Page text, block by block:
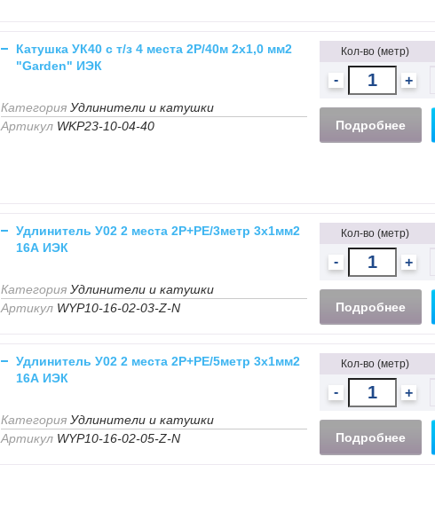
Катушка УК40 с т/з 4 места 2Р/40м 2х1,0 мм2
"Garden" ИЭК
Категория Удлинители и катушки
Артикул WKP23-10-04-40
Кол-во (метр)
- +
Подробнее
Удлинитель У02 2 места 2Р+РЕ/3метр 3х1мм2
16А ИЭК
Категория Удлинители и катушки
Артикул WYP10-16-02-03-Z-N
Кол-во (метр)
- +
Подробнее
Удлинитель У02 2 места 2Р+РЕ/5метр 3х1мм2
16А ИЭК
Категория Удлинители и катушки
Артикул WYP10-16-02-05-Z-N
Кол-во (метр)
- +
Подробнее